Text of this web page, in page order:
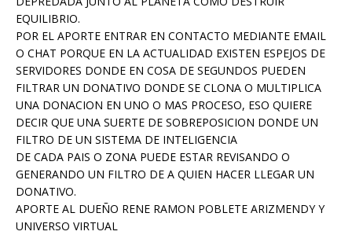
EQUILIBRIO.
POR EL APORTE ENTRAR EN CONTACTO MEDIANTE EMAIL
O CHAT PORQUE EN LA ACTUALIDAD EXISTEN ESPEJOS DE
SERVIDORES DONDE EN COSA DE SEGUNDOS PUEDEN
FILTRAR UN DONATIVO DONDE SE CLONA O MULTIPLICA
UNA DONACION EN UNO O MAS PROCESO, ESO QUIERE
DECIR QUE UNA SUERTE DE SOBREPOSICION DONDE UN
FILTRO DE UN SISTEMA DE INTELIGENCIA
DE CADA PAIS O ZONA PUEDE ESTAR REVISANDO O
GENERANDO UN FILTRO DE A QUIEN HACER LLEGAR UN
DONATIVO.
APORTE AL DUEÑO RENE RAMON POBLETE ARIZMENDY Y
UNIVERSO VIRTUAL